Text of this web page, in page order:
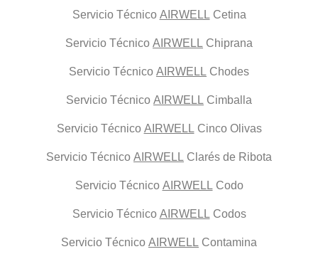
Servicio Técnico AIRWELLCetina
Servicio Técnico AIRWELL Chiprana
Servicio Técnico AIRWELL Chodes
Servicio Técnico AIRWELL Cimballa
Servicio Técnico AIRWELLCinco Olivas
Servicio Técnico AIRWELL Clarés de Ribota
Servicio Técnico AIRWELLCodo
Servicio Técnico AIRWELLCodos
Servicio Técnico AIRWELL Contamina